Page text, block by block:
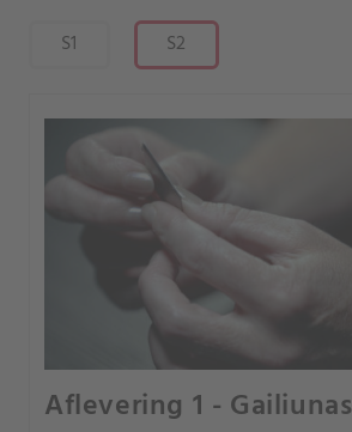
S1 S2
Aflevering 1 - Gailiunas